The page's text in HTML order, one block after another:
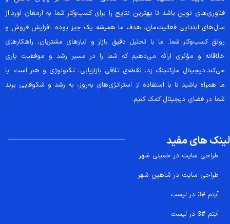
فناوری‌های نوین باشد تا بهترین نتایج را برای کسب‌وکار شما به ارمغان آورد.از
سال‌های ابتدایی فعالیت‌مان، هدف ما همیشه یک چیز بوده: افزایش فروش و
رونق کسب‌وکار شما. ما با تحلیل دقیق بازار و نیازهای مشتریان، راهکارهای
خلاقانه و مؤثری ارائه می‌دهیم که شما را در مسیر رشد و موفقیت یاری
می‌کند.دیجیتال مارکتینگ زد، نقطه‌ی تلاقی بازاریابی، تکنولوژی و هنر است. با
ما همراه باشید تا با استفاده از استراتژی‌های به‌روز، به رشد و شکوفایی برند
شما در فضای دیجیتال کمک کنیم.
لینک های مفید
طراحی سایت در خمینی شهر
طراحی سایت در شاهین شهر
آیتم #3 در لیست
آیتم #3 در لیست